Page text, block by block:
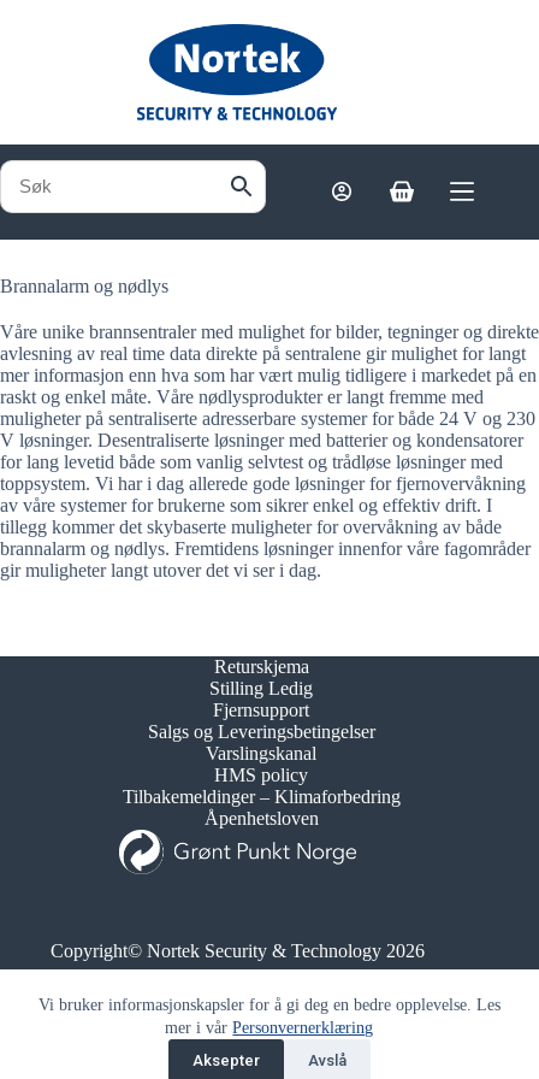
Vi bruker informasjonskapsler for å gi deg en bedre opplevelse. Les
mer i vårPersonvernerklæring
Aksepter
Avslå
Handlekurv
Brannalarm og nødlys
Våre unike brannsentraler med mulighet for bilder, tegninger og direkte
avlesning av real time data direkte på sentralene gir mulighet for langt
mer informasjon enn hva som har vært mulig tidligere i markedet på en
raskt og enkel måte. Våre nødlysprodukter er langt fremme med
muligheter på sentraliserte adresserbare systemer for både 24 V og 230
V løsninger. Desentraliserte løsninger med batterier og kondensatorer
for lang levetid både som vanlig selvtest og trådløse løsninger med
toppsystem. Vi har i dag allerede gode løsninger for fjernovervåkning
av våre systemer for brukerne som sikrer enkel og effektiv drift. I
tillegg kommer det skybaserte muligheter for overvåkning av både
brannalarm og nødlys. Fremtidens løsninger innenfor våre fagområder
gir muligheter langt utover det vi ser i dag.
Returskjema
Stilling Ledig
Fjernsupport
Salgs og Leveringsbetingelser
Varslingskanal
HMS policy
Tilbakemeldinger – Klimaforbedring
Åpenhetsloven
Copyright© Nortek Security & Technology 2026